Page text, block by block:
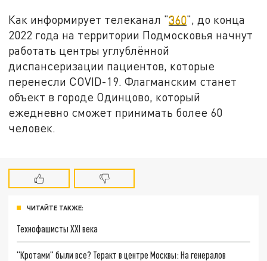
Как информирует телеканал "360", до конца
2022 года на территории Подмосковья начнут
работать центры углублённой
диспансеризации пациентов, которые
перенесли COVID-19. Флагманским станет
объект в городе Одинцово, который
ежедневно сможет принимать более 60
человек.
ЧИТАЙТЕ ТАКЖЕ:
Технофашисты XXI века
"Кротами" были все? Теракт в центре Москвы: На генералов